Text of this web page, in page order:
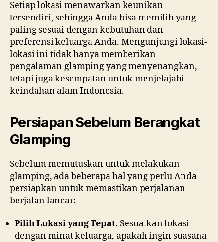
Setiap lokasi menawarkan keunikan
tersendiri, sehingga Anda bisa memilih yang
paling sesuai dengan kebutuhan dan
preferensi keluarga Anda. Mengunjungi lokasi-
lokasi ini tidak hanya memberikan
pengalaman glamping yang menyenangkan,
tetapi juga kesempatan untuk menjelajahi
keindahan alam Indonesia.
Persiapan Sebelum Berangkat
Glamping
Sebelum memutuskan untuk melakukan
glamping, ada beberapa hal yang perlu Anda
persiapkan untuk memastikan perjalanan
berjalan lancar:
Pilih Lokasi yang Tepat: Sesuaikan lokasi
dengan minat keluarga, apakah ingin suasana